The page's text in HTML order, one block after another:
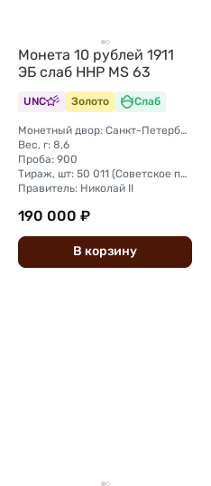
Монета 10 рублей 1911
ЭБ слаб ННР MS 63
UNC Золото Слаб
Монетный двор: Санкт-Петербургский монетный двор
Вес, г: 8,6
Проба: 900
Тираж, шт: 50 011 (Советское правительство с декабря 1925 г. по март 1926 г. отчеканило 2 011 000 10-ти рублевого достоинства царского образца, предположительно штемпелями 1911 г.)
Правитель: Николай II
190 000 ₽
В корзину